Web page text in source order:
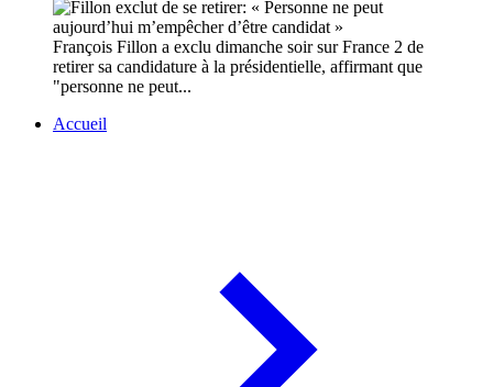
François Fillon a exclu dimanche soir sur France 2 de
retirer sa candidature à la présidentielle, affirmant que
"personne ne peut...
Accueil